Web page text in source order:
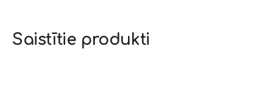
Saistītie produkti